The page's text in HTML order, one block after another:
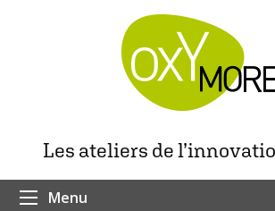
Les ateliers de
Menu